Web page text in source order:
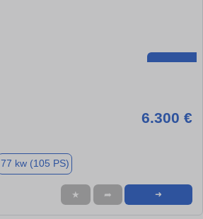
6.300 €
77 kw (105 PS)
★ ➦ ➜